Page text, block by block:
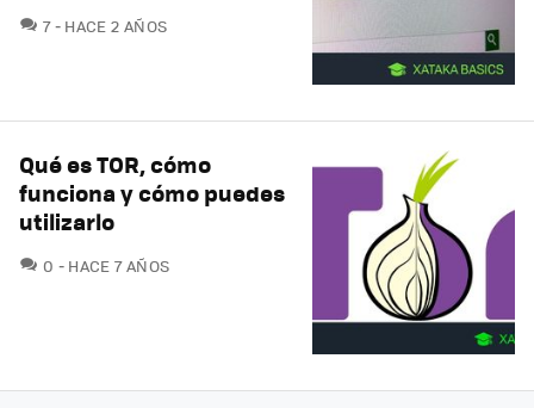
7COMENTARIOS
HACE 2 AÑOS
Qué es TOR, cómo
funciona y cómo puedes
utilizarlo
0 COMENTARIOS
HACE 7 AÑOS